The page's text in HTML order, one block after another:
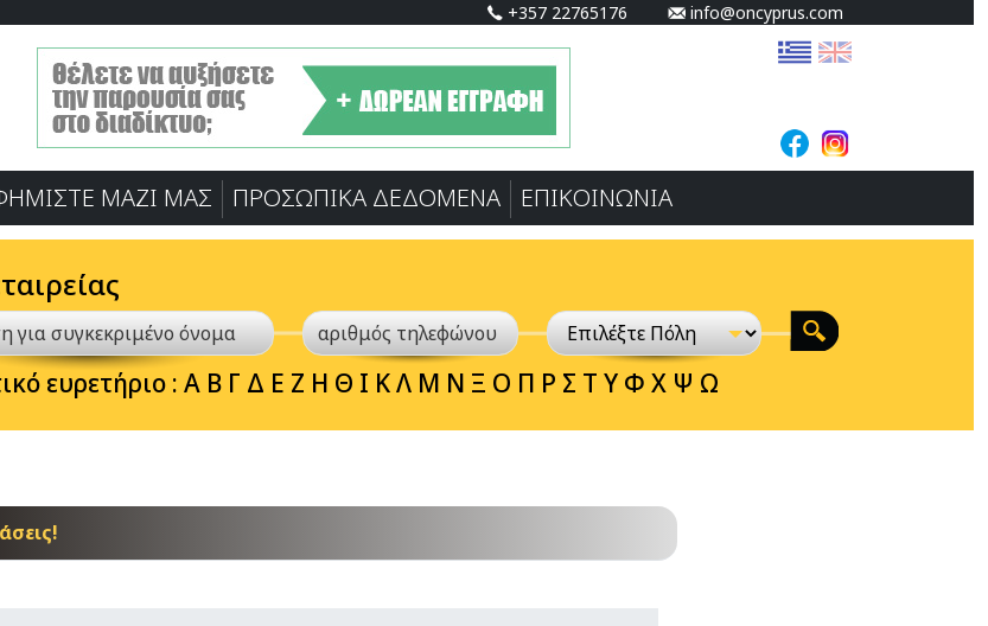
+357 22765176 info@oncyprus.com
ΜΑΖΙ ΜΑΣ ΠΡΟΣΩΠΙΚA ΔΕΔΟΜΕΝA ΕΠΙΚΟΙΝΩΝΙΑ
ευρετήριο : Α Β Γ Δ Ε Ζ Η Θ Ι ΚΛ Μ Ν Ξ Ο Π Ρ Σ Τ Υ Φ Χ Ψ Ω